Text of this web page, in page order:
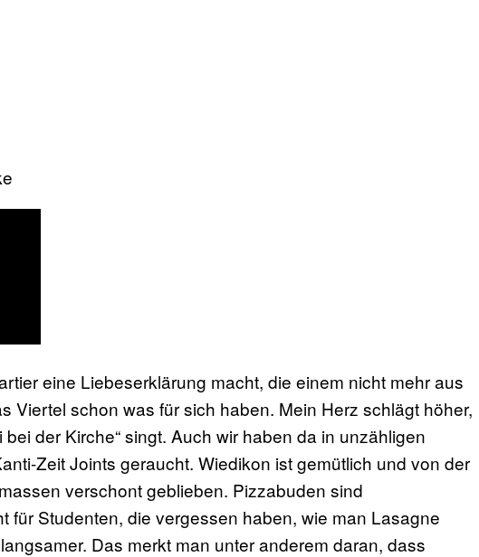
eine Liebeserklärung macht, die einem nicht mehr aus
Viertel schon was für sich haben. Mein Herz schlägt höher,
der Kirche“ singt. Auch wir haben da in unzähligen
Zeit Joints geraucht. Wiedikon ist gemütlich und von der
verschont geblieben. Pizzabuden sind
für Studenten, die vergessen haben, wie man Lasagne
Das merkt man unter anderem daran, dass